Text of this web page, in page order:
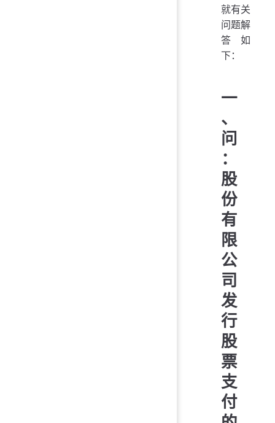
就有关
问题解
答如
下：
一
、
问
：
股
份
有
限
公
司
发
行
股
票
支
付